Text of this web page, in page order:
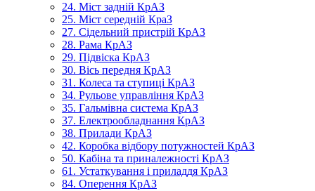
24. Міст задній КрАЗ
25. Міст середній КраЗ
27. Сідельний пристрій КрАЗ
28. Рама КрАЗ
29. Підвіска КрАЗ
30. Вісь передня КрАЗ
31. Колеса та ступиці КрАЗ
34. Рульове управління КрАЗ
35. Гальмівна система КрАЗ
37. Електрообладнання КрАЗ
38. Прилади КрАЗ
42. Коробка відбору потужностей КрАЗ
50. Кабіна та приналежності КрАЗ
61. Устаткування і приладдя КрАЗ
84. Оперення КрАЗ